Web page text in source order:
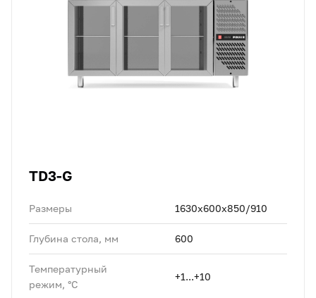
TD3-G
Размеры 1630x600x850/910
Глубина стола, мм 600
Температурный
режим, °C
+1...+10